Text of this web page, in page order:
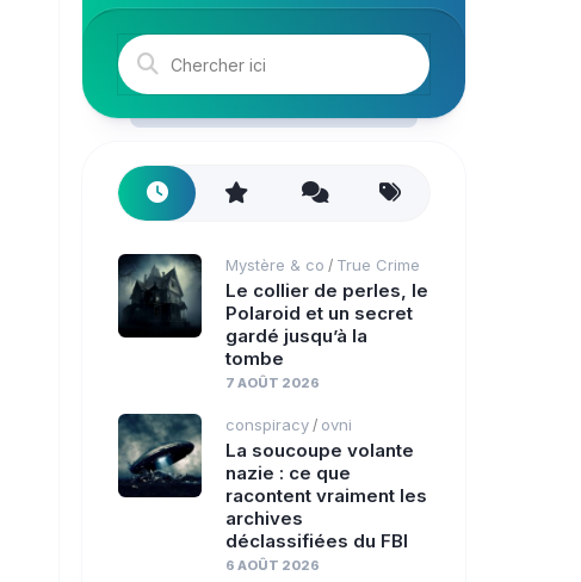
Mystère & co / True Crime
Le collier de perles, le
Polaroid et un secret
gardé jusqu’à la
tombe
7 AOÛT 2026
conspiracy / ovni
La soucoupe volante
nazie : ce que
racontent vraiment les
archives
déclassifiées du FBI
6 AOÛT 2026